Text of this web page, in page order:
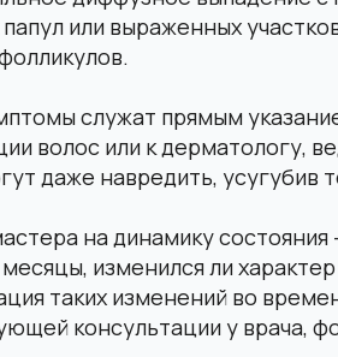
или выраженных
служат прямым
волос или к дерматологу,
даже навредить, усугубив
на динамику состояния
изменился ли
таких изменений во
консультации у врача,